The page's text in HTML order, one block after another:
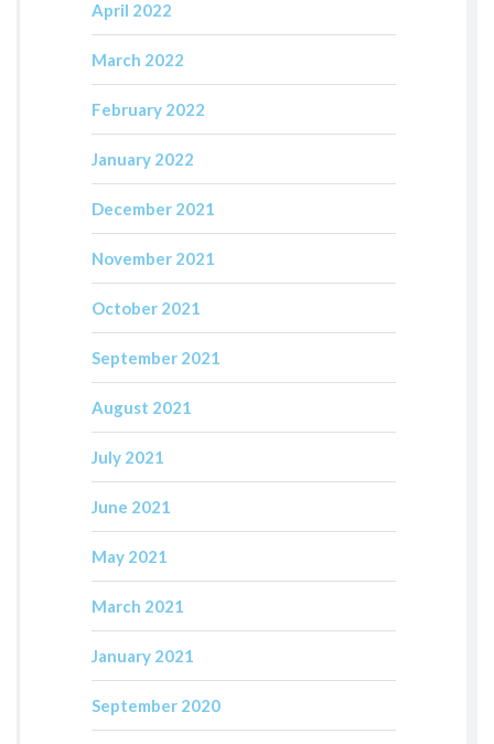
April 2022
March 2022
February 2022
January 2022
December 2021
November 2021
October 2021
September 2021
August 2021
July 2021
June 2021
May 2021
March 2021
January 2021
September 2020